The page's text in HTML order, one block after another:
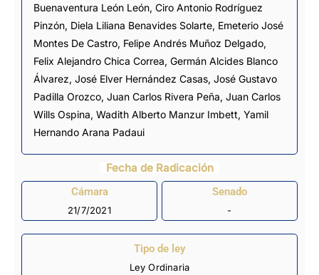
Buenaventura León León, Ciro Antonio Rodríguez
Pinzón, Diela Liliana Benavides Solarte, Emeterio José
Montes De Castro, Felipe Andrés Muñoz Delgado,
Felix Alejandro Chica Correa, Germán Alcides Blanco
Álvarez, José Elver Hernández Casas, José Gustavo
Padilla Orozco, Juan Carlos Rivera Peña, Juan Carlos
Wills Ospina, Wadith Alberto Manzur Imbett, Yamil
Hernando Arana Padaui
Fecha de Radicación
Cámara
21/7/2021
Senado
-
Tipo de ley
Ley Ordinaria